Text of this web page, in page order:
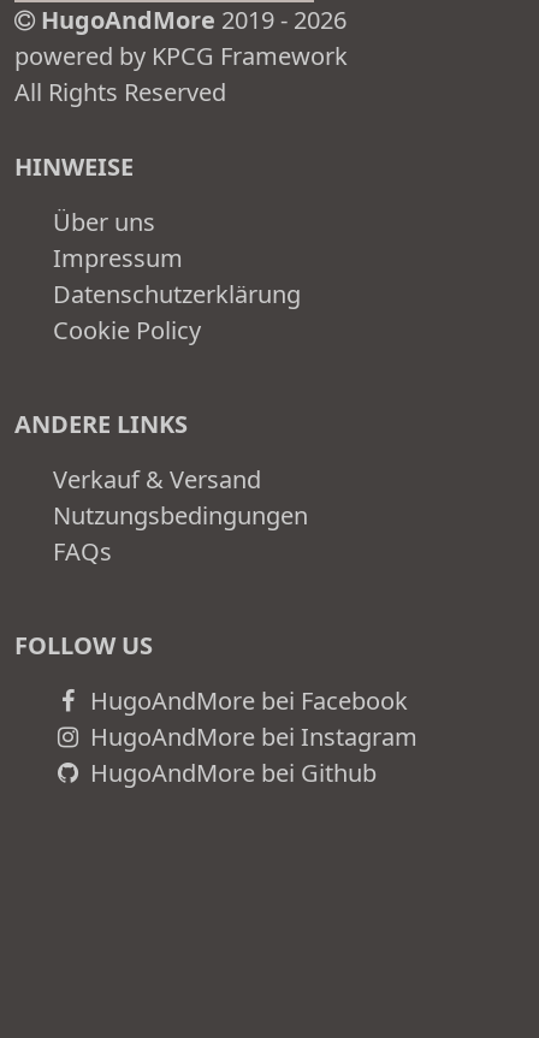
HugoAndMore 2019 - 2026
powered by KPCG Framework
All Rights Reserved
HINWEISE
Über uns
Impressum
Datenschutzerklärung
Cookie Policy
ANDERE LINKS
Verkauf & Versand
Nutzungsbedingungen
FAQs
FOLLOW US
HugoAndMore bei Facebook
HugoAndMore bei Instagram
HugoAndMore bei Github